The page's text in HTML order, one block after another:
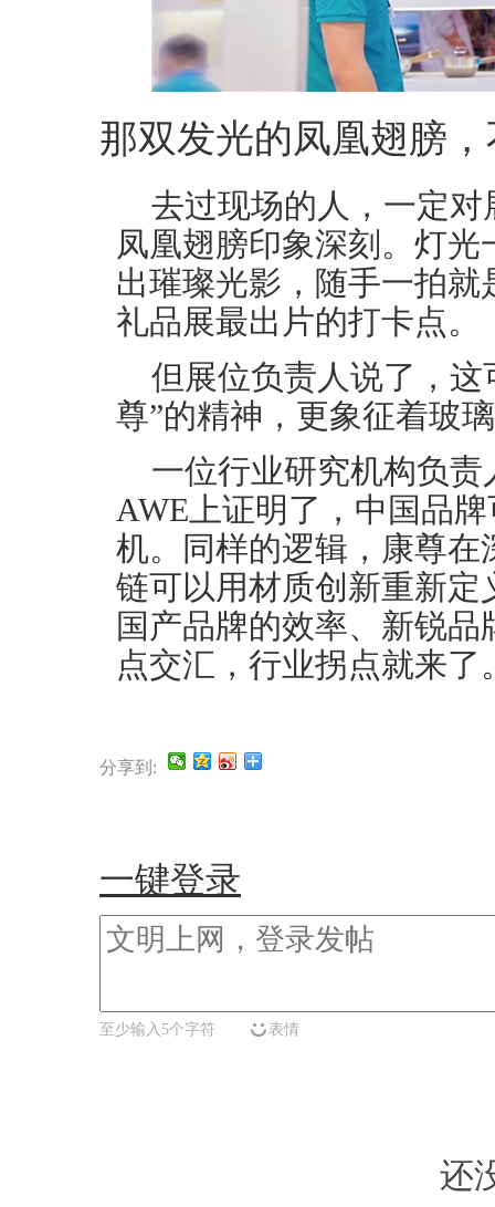
那双发光的凤凰翅膀
去过现场的人，一定
凤凰翅膀印象深刻。灯
出璀璨光影，随手一拍
礼品展最出片的打卡点。
但展位负责人说了，
尊”的精神，更象征着玻
一位行业研究机构负
AWE上证明了，中国品
机。同样的逻辑，康尊
链可以用材质创新重新
国产品牌的效率、新锐
点交汇，行业拐点就来了
分享到:
一键登录
至少输入5个字符 表情
还